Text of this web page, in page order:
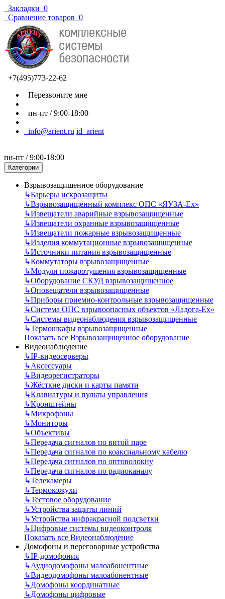
Закладки 0
Сравнение товаров 0
+7(495)773-22-62
Перезвоните мне
пн-пт / 9:00-18:00
info@arient.ru id_arient
пн-пт / 9:00-18:00
Категории
Взрывозащищенное оборудование
↳Барьеры искрозащиты
↳Взрывозащищенный комплекс ОПС «ЯУЗА-Ех»
↳Извещатели аварийные взрывозащищенные
↳Извещатели охранные взрывозащищенные
↳Извещатели пожарные взрывозащищенные
↳Изделия коммутационные взрывозащищенные
↳Источники питания взрывозащищенные
↳Коммутаторы взрывозащищенные
↳Модули пожаротушения взрывозащищенные
↳Оборудование СКУД взрывозащищенное
↳Оповещатели взрывозащищенные
↳Приборы приемно-контрольные взрывозащищенные
↳Система ОПС взрывоопасных объектов «Ладога-Ex»
↳Системы видеонаблюдения взрывозащищенные
↳Термошкафы взрывозащищенные
Показать все Взрывозащищенное оборудование
Видеонаблюдение
↳IP-видеосерверы
↳Аксессуары
↳Видеорегистраторы
↳Жёсткие диски и карты памяти
↳Клавиатуры и пульты управления
↳Кронштейны
↳Микрофоны
↳Мониторы
↳Объективы
↳Передача сигналов по витой паре
↳Передача сигналов по коаксиальному кабелю
↳Передача сигналов по оптоволокну
↳Передача сигналов по радиоканалу
↳Телекамеры
↳Термокожухи
↳Тестовое оборудование
↳Устройства защиты линий
↳Устройства инфракрасной подсветки
↳Цифровые системы видеоконтроля
Показать все Видеонаблюдение
Домофоны и переговорные устройства
↳IP-домофония
↳Аудиодомофоны малоабонентные
↳Видеодомофоны малоабонентные
↳Домофоны координатные
↳Домофоны цифровые